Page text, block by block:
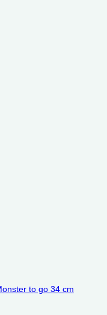
to go 34 cm